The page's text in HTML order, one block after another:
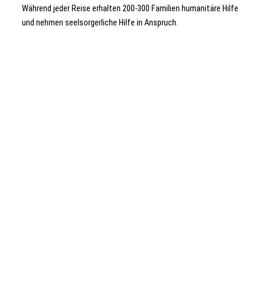
Während jeder Reise erhalten 200-300 Familien humanitäre Hilfe
und nehmen seelsorgerliche Hilfe in Anspruch.